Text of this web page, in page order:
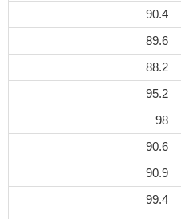
90.4
89.6
88.2
95.2
98
90.6
90.9
99.4